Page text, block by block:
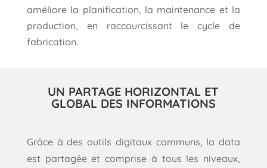
améliore la planification, la maintenance et la
production, en raccourcissant le cycle de
fabrication.
UN PARTAGE HORIZONTAL ET
GLOBAL DES INFORMATIONS
Grâce à des outils digitaux communs, la data
est partagée et comprise à tous les niveaux,